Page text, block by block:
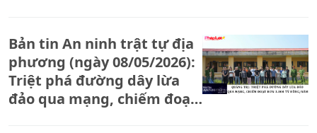
còn tiềm ẩn nguy cơ gây ra những vụ án mạng đau
lòng. Phóng sự sau đây sẽ phản ánh thực trạng nhức
nhối này
Bản tin An ninh trật tự địa
phương (ngày 08/05/2026):
Triệt phá đường dây lừa
đảo qua mạng, chiếm đoạt